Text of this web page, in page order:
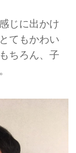
じに出かけ
てもかわい
ちろん、子